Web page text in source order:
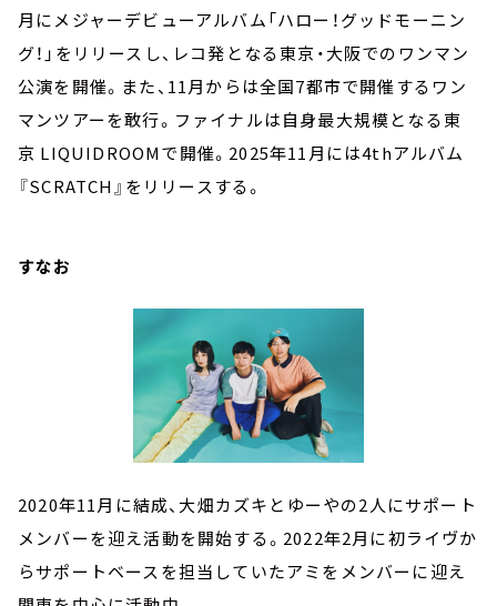
月にメジャーデビューアルバム「ハロー！グッドモーニン
グ！」をリリースし、レコ発となる東京・大阪でのワンマン
公演を開催。また、11月からは全国7都市で開催するワン
マンツアーを敢行。ファイナルは自身最大規模となる東
京 LIQUIDROOMで開催。2025年11月には4thアルバム
『SCRATCH』をリリースする。
すなお
2020年11月に結成、大畑カズキとゆーやの2人にサポート
メンバーを迎え活動を開始する。2022年2月に初ライヴか
らサポートベースを担当していたアミをメンバーに迎え